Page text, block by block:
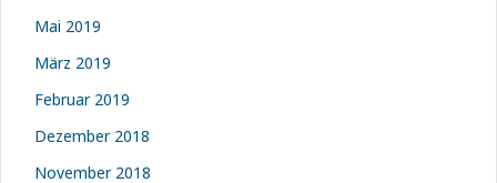
Mai 2019
März 2019
Februar 2019
Dezember 2018
November 2018